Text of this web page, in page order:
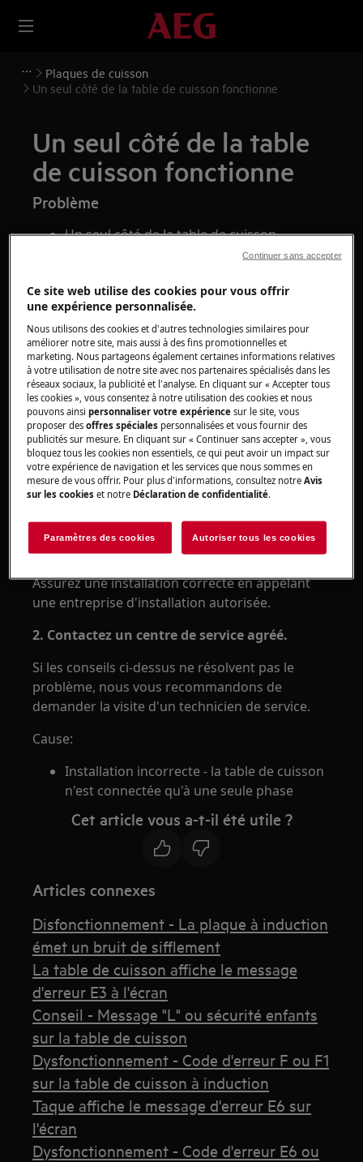
Plaques de cuisson
Un seul côté de la table de cuisson fonctionne
Un seul côté de la table
de cuisson fonctionne
Problème
Un seul côté de la table de cuisson
pas
S'applique à
plaque à induction intégrée
poêle à poser avec plaque à induction
plaque électrique intégrée
poêle à poser avec plaque électrique
Solution
1. Vérifiez si l'appareil est correctement
connecté à l'alimentation électrique.
Assurez une installation correcte en appelant
une entreprise d'installation autorisée.
2. Contactez un centre de service agréé.
Si les conseils ci-dessus ne résolvent pas le
problème, nous vous recommandons de
demander la visite d'un technicien de service.
Cause:
Installation incorrecte - la table de cuisson
n'est connectée qu'à une seule phase
Cet article vous a-t-il été utile ?
Articles connexes
Disfonctionnement - La plaque à induction
émet un bruit de sifflement
La table de cuisson affiche le message
d'erreur E3 à l'écran
Conseil - Message "L" ou sécurité enfants
sur la table de cuisson
Dysfonctionnement - Code d'erreur F ou F1
sur la table de cuisson à induction
Taque affiche le message d'erreur E6 sur
l'écran
Dysfonctionnement - Code d'erreur E6 ou
Ce site web utilise des cookies pour vous offrir
une expérience personnalisée.
Nous utilisons des cookies et d'autres technologies similaires pour
améliorer notre site, mais aussi à des fins promotionnelles et
marketing. Nous partageons également certaines informations relatives
à votre utilisation de notre site avec nos partenaires spécialisés dans les
réseaux sociaux, la publicité et l'analyse. En cliquant sur « Accepter tous
les cookies », vous consentez à notre utilisation des cookies et nous
pouvons ainsipersonnaliser votre expériencesur le site, vous
proposer desoffres spéciales personnalisées et vous fournir des
publicités sur mesure. En cliquant sur « Continuer sans accepter », vous
bloquez tous les cookies non essentiels, ce qui peut avoir un impact sur
votre expérience de navigation et les services que nous sommes en
mesure de vous offrir. Pour plus d'informations, consultez notreAvis
sur les cookies et notre Déclaration de confidentialité.
Paramètres des cookies Autoriser tous les cookies
Continuer sans accepter